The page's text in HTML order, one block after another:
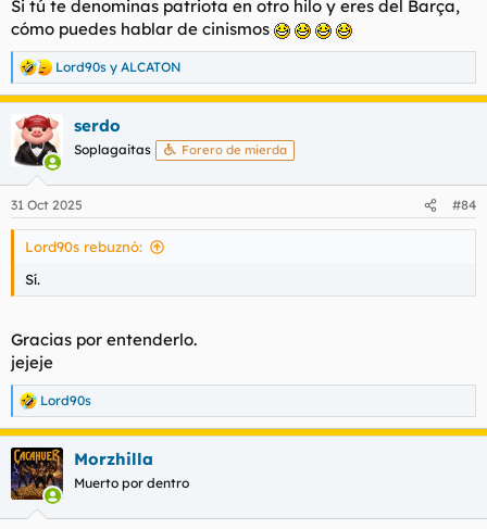
Si tú te denominas patriota en otro hilo y eres del Barça,
cómo puedes hablar de cinismos
R
e
a
c
c
i
e
s
Lord90s y ALCATON
serdo
Soplagaitas Forero de mierda
31 Oct 2025 #84
Lord90s rebuznó:
Sí.
Gracias por entenderlo.
jejeje
R
e
a
c
c
i
Lord90s
Morzhilla
Muerto por dentro